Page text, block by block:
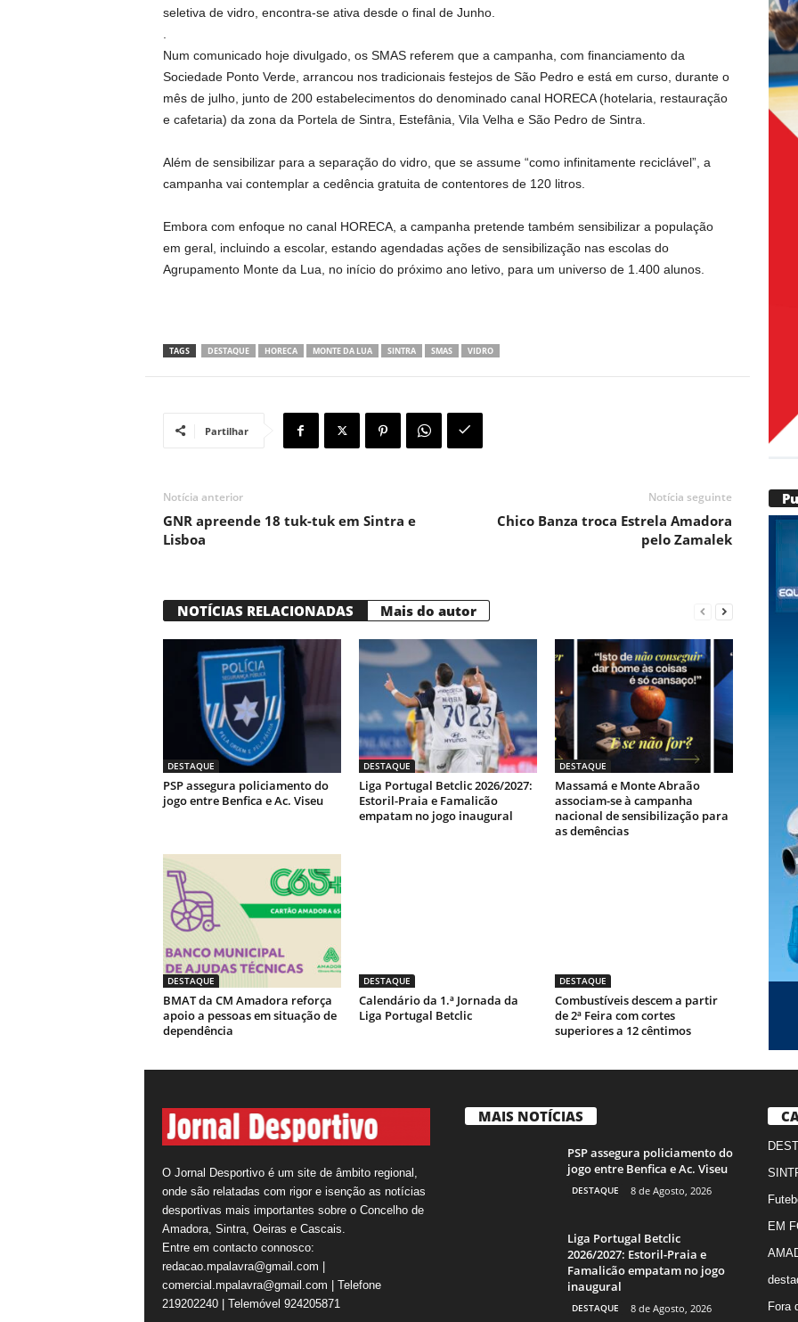
seletiva de vidro, encontra-se ativa desde o final de Junho.
Num comunicado hoje divulgado, os SMAS referem que a campanha, com financiamento da
Sociedade Ponto Verde, arrancou nos tradicionais festejos de São Pedro e está em curso, durante o
mês de julho, junto de 200 estabelecimentos do denominado canal HORECA (hotelaria, restauração
e cafetaria) da zona da Portela de Sintra, Estefânia, Vila Velha e São Pedro de Sintra.
Além de sensibilizar para a separação do vidro, que se assume “como infinitamente reciclável”, a
campanha vai contemplar a cedência gratuita de contentores de 120 litros.
Embora com enfoque no canal HORECA, a campanha pretende também sensibilizar a população
em geral, incluindo a escolar, estando agendadas ações de sensibilização nas escolas do
Agrupamento Monte da Lua, no início do próximo ano letivo, para um universo de 1.400 alunos.
TAGS DESTAQUE HORECA MONTE DA LUA SINTRA SMAS VIDRO
Partilhar
Notícia anterior
GNR apreende 18 tuk-tuk em Sintra e
Lisboa
Notícia seguinte
Chico Banza troca Estrela Amadora
pelo Zamalek
NOTÍCIAS RELACIONADAS Mais do autor
DESTAQUE
PSP assegura policiamento do
jogo entre Benfica e Ac. Viseu
DESTAQUE
Liga Portugal Betclic 2026/2027:
Estoril-Praia e Famalicão
empatam no jogo inaugural
DESTAQUE
Massamá e Monte Abraão
associam-se à campanha
nacional de sensibilização para
as demências
DESTAQUE
BMAT da CM Amadora reforça
apoio a pessoas em situação de
dependência
DESTAQUE
Calendário da 1.ª Jornada da
Liga Portugal Betclic
DESTAQUE
Combustíveis descem a partir
de 2ª Feira com cortes
superiores a 12 cêntimos
O Jornal Desportivo é um site de âmbito regional,
onde são relatadas com rigor e isenção as notícias
desportivas mais importantes sobre o Concelho de
Amadora, Sintra, Oeiras e Cascais.
Entre em contacto connosco:
redacao.mpalavra@gmail.com |
comercial.mpalavra@gmail.com | Telefone
219202240 | Telemóvel 924205871
MAIS NOTÍCIAS
PSP assegura policiamento do
jogo entre Benfica e Ac. Viseu
DESTAQUE 8 de Agosto, 2026
Liga Portugal Betclic
2026/2027: Estoril-Praia e
Famalicão empatam no jogo
inaugural
DESTAQUE 8 de Agosto, 2026
EM
Fora